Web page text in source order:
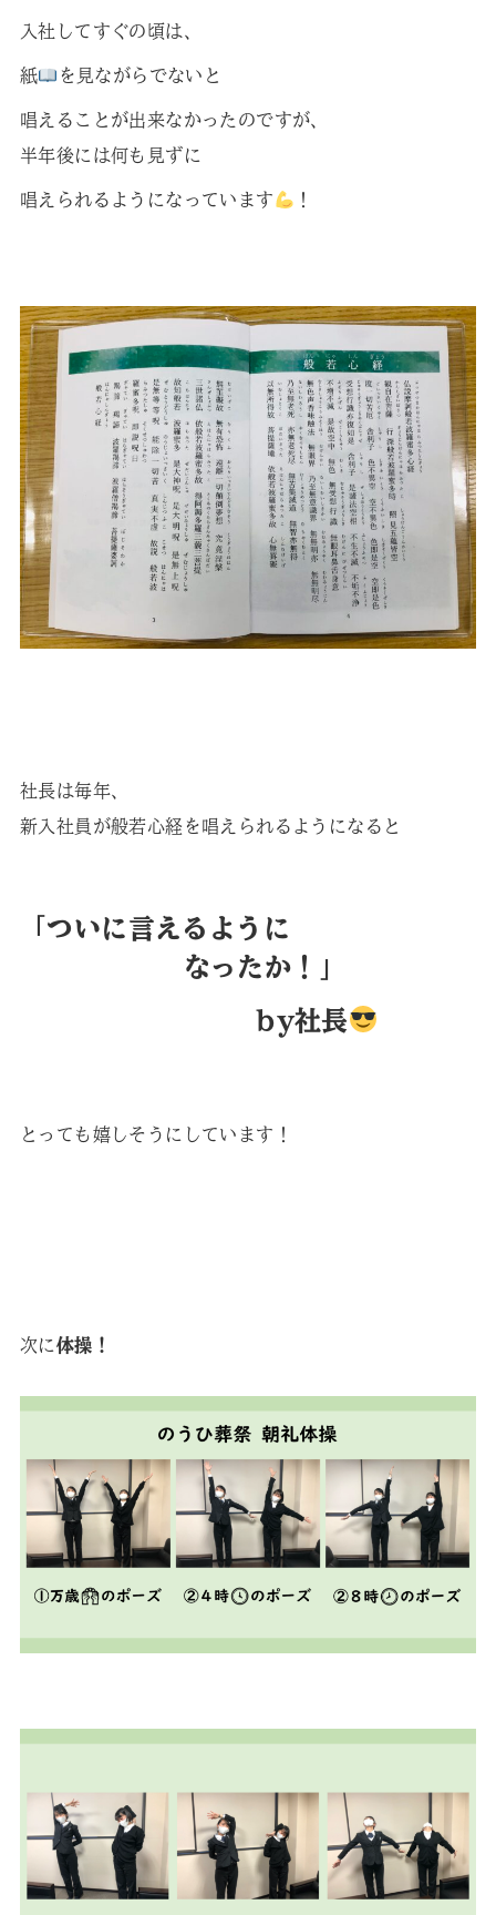
入社してすぐの頃は、
紙 を見ながらでないと
唱えることが出来なかったのですが、
半年後には何も見ずに
唱えられるようになっています ！
社長は毎年、
新入社員が般若心経を唱えられるようになると
「ついに言えるように
なったか！」
by社長
とっても嬉しそうにしています！
次に体操！